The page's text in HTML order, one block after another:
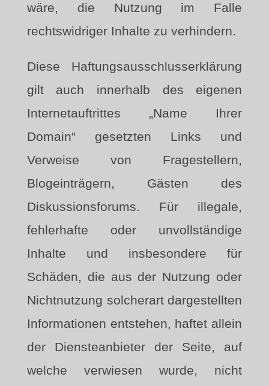
wäre, die Nutzung im Falle
rechtswidriger Inhalte zu verhindern.
Diese Haftungsausschlusserklärung
gilt auch innerhalb des eigenen
Internetauftrittes „Name Ihrer
Domain“ gesetzten Links und
Verweise von Fragestellern,
Blogeinträgern, Gästen des
Diskussionsforums. Für illegale,
fehlerhafte oder unvollständige
Inhalte und insbesondere für
Schäden, die aus der Nutzung oder
Nichtnutzung solcherart dargestellten
Informationen entstehen, haftet allein
der Diensteanbieter der Seite, auf
welche verwiesen wurde, nicht